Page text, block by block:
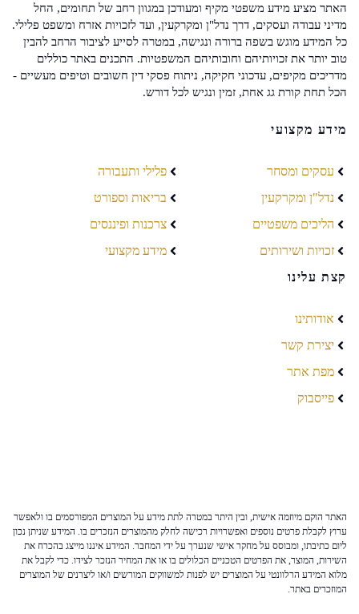
האתר מציע מידע משפטי מקיף ומעודכן במגוון רחב של תחומים, החל
מדיני עבודה ועסקים, דרך נדל"ן ומקרקעין, ועד לזכויות אזרח ומשפט פלילי.
כל המידע מוגש בשפה ברורה ונגישה, במטרה לסייע לציבור הרחב להבין
טוב יותר את זכויותיהם וחובותיהם המשפטיות. התכנים באתר כוללים
מדריכים מקיפים, עדכוני חקיקה, ניתוח פסקי דין חשובים וטיפים מעשיים -
הכל תחת קורת גג אחת, זמין ונגיש לכל דורש.
מידע מקצועי
עסקים ומסחר
נדל"ן ומקרקעין
הליכים משפטיים
זכויות ושירותים
פלילי ותעבורה
בריאות וספורט
צרכנות ופיננסים
מידע מקצועי
קצת עלינו
אודותינו
יצירת קשר
מפת אתר
פייסבוק
האתר הוקם מיוזמה אישית, ובין היתר במטרה לתת מידע על המוצרים המפורסמים בו ולאפשר
ערוץ לקבלת פרטים נוספים ואפשרויות רכישה לחלק מהמוצרים הנזכרים בו. המידע שניתן נכון
ליום כתיבתו, ומבוסס על מחקר אישי שנערך על ידי המחבר. המידע איננו מייצג בהכרח את
השירות, המוצר, את הפרטים הטכניים הכלולים בו או את המחיר הנזכר לצידו. כדי לקבל את
מלוא המידע הרלוונטי על המוצרים יש לפנות למשווקים המורשים ו/או ליצרנים של המוצרים
המוזכרים באתר.